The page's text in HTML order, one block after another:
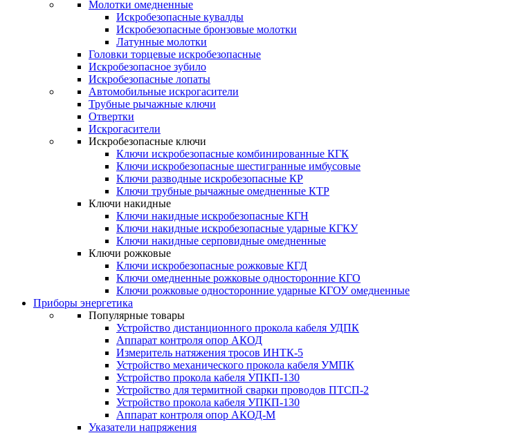
Молотки омедненные
Искробезопасные кувалды
Искробезопасные бронзовые молотки
Латунные молотки
Головки торцевые искробезопасные
Искробезопасное зубило
Искробезопасные лопаты
Автомобильные искрогасители
Трубные рычажные ключи
Отвертки
Искрогасители
Искробезопасные ключи
Ключи искробезопасные комбинированные КГК
Ключи искробезопасные шестигранные имбусовые
Ключи разводные искробезопасные КР
Ключи трубные рычажные омедненные КТР
Ключи накидные
Ключи накидные искробезопасные КГН
Ключи накидные искробезопасные ударные КГКУ
Ключи накидные серповидные омедненные
Ключи рожковые
Ключи искробезопасные рожковые КГД
Ключи омедненные рожковые односторонние КГО
Ключи рожковые односторонние ударные КГОУ омедненные
Приборы энергетика
Популярные товары
Устройство дистанционного прокола кабеля УДПК
Аппарат контроля опор АКОД
Измеритель натяжения тросов ИНТК-5
Устройство механического прокола кабеля УМПК
Устройство прокола кабеля УПКП-130
Устройство для термитной сварки проводов ПТСП-2
Устройство прокола кабеля УПКП-130
Аппарат контроля опор АКОД-М
Указатели напряжения